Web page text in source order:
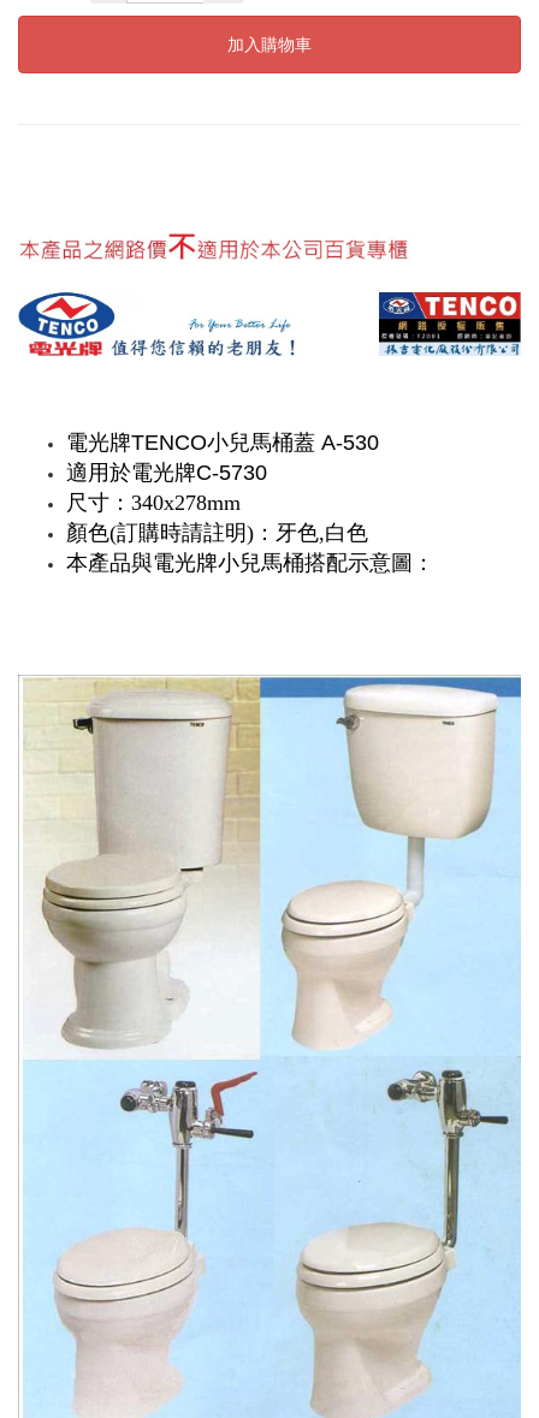
加入購物車
電光牌TENCO小兒馬桶蓋 A-530
適用於電光牌C-5730
尺寸：340x278mm
顏色(訂購時請註明)：牙色,白色
本產品與電光牌小兒馬桶搭配示意圖：